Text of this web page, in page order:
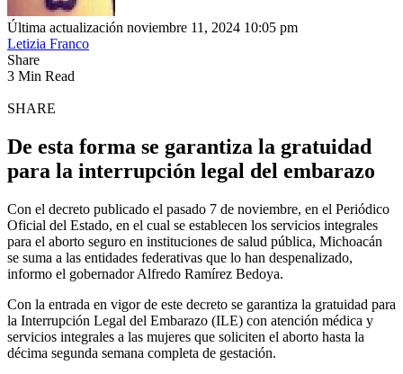
Última actualización noviembre 11, 2024 10:05 pm
Letizia Franco
Share
3 Min Read
SHARE
De esta forma se garantiza la gratuidad
para la interrupción legal del embarazo
Con el decreto publicado el pasado 7 de noviembre, en el Periódico
Oficial del Estado, en el cual se establecen los servicios integrales
para el aborto seguro en instituciones de salud pública, Michoacán
se suma a las entidades federativas que lo han despenalizado,
informo el gobernador Alfredo Ramírez Bedoya.
Con la entrada en vigor de este decreto se garantiza la gratuidad para
la Interrupción Legal del Embarazo (ILE) con atención médica y
servicios integrales a las mujeres que soliciten el aborto hasta la
décima segunda semana completa de gestación.